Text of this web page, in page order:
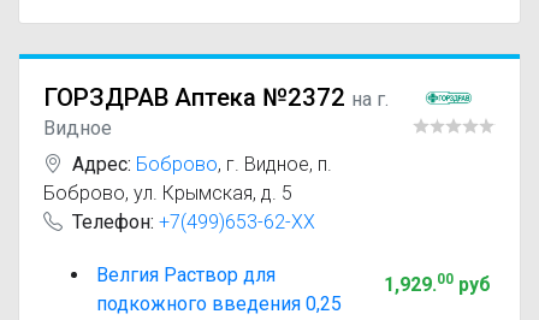
ГОРЗДРАВ Аптека №2372 на г.
Видное
Адрес: Боброво, г. Видное, п.
Боброво, ул. Крымская, д. 5
Телефон: +7(499)653-62-XX
Велгия Раствор для
подкожного введения 0,25
1,929.00руб